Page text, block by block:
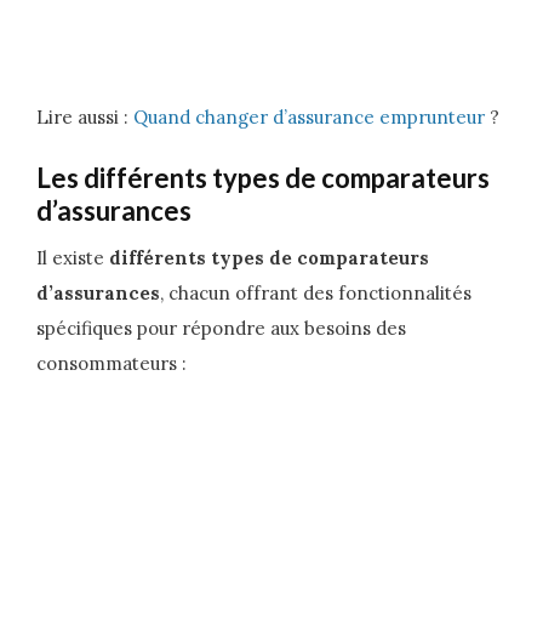
Lire aussi : Quand changer d’assurance emprunteur ?
Les différents types de comparateurs
d’assurances
Il existe différents types de comparateurs
d’assurances, chacun offrant des fonctionnalités
spécifiques pour répondre aux besoins des
consommateurs :